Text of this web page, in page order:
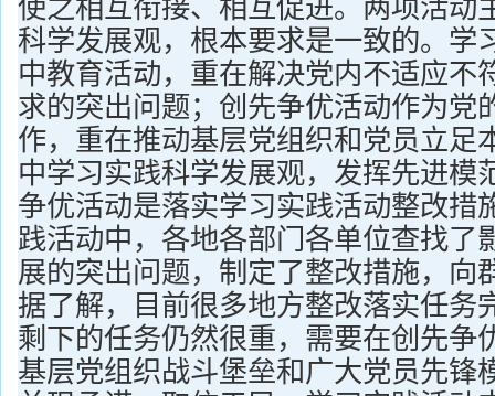
使之相互衔接、相互促进。两项活动
科学发展观，根本要求是一致的。学
中教育活动，重在解决党内不适应不
求的突出问题；创先争优活动作为党
作，重在推动基层党组织和党员立足
中学习实践科学发展观，发挥先进模
争优活动是落实学习实践活动整改措
践活动中，各地各部门各单位查找了
展的突出问题，制定了整改措施，向
据了解，目前很多地方整改落实任务
剩下的任务仍然很重，需要在创先争
基层党组织战斗堡垒和广大党员先锋